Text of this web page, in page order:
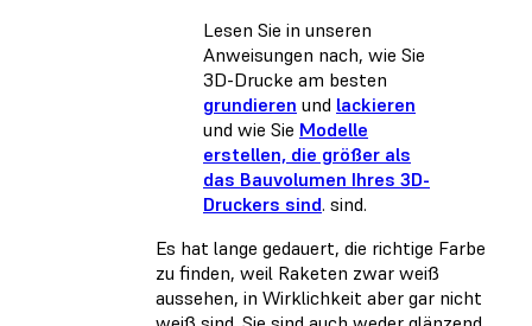
Lesen Sie in unseren
Anweisungen nach, wie Sie
3D-Drucke am besten
grundieren und lackieren
und wie Sie Modelle
erstellen, die größer als
das Bauvolumen Ihres 3D-
Druckers sind. sind.
Es hat lange gedauert, die richtige Farbe
zu finden, weil Raketen zwar weiß
aussehen, in Wirklichkeit aber gar nicht